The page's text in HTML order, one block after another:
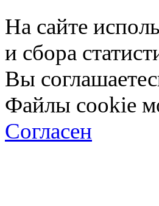
На сайте
и сбора
Вы
Файлы cookie
Согласен